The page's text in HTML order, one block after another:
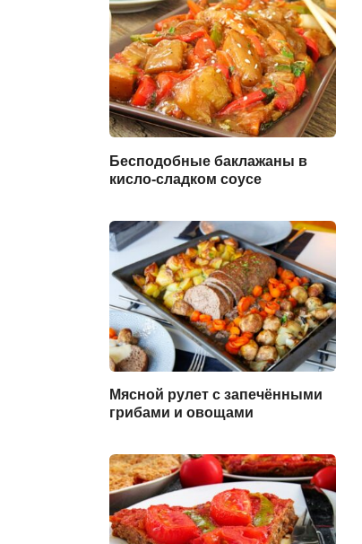
Бесподобные баклажаны в
кисло-сладком соусе
Мясной рулет с запечёнными
грибами и овощами